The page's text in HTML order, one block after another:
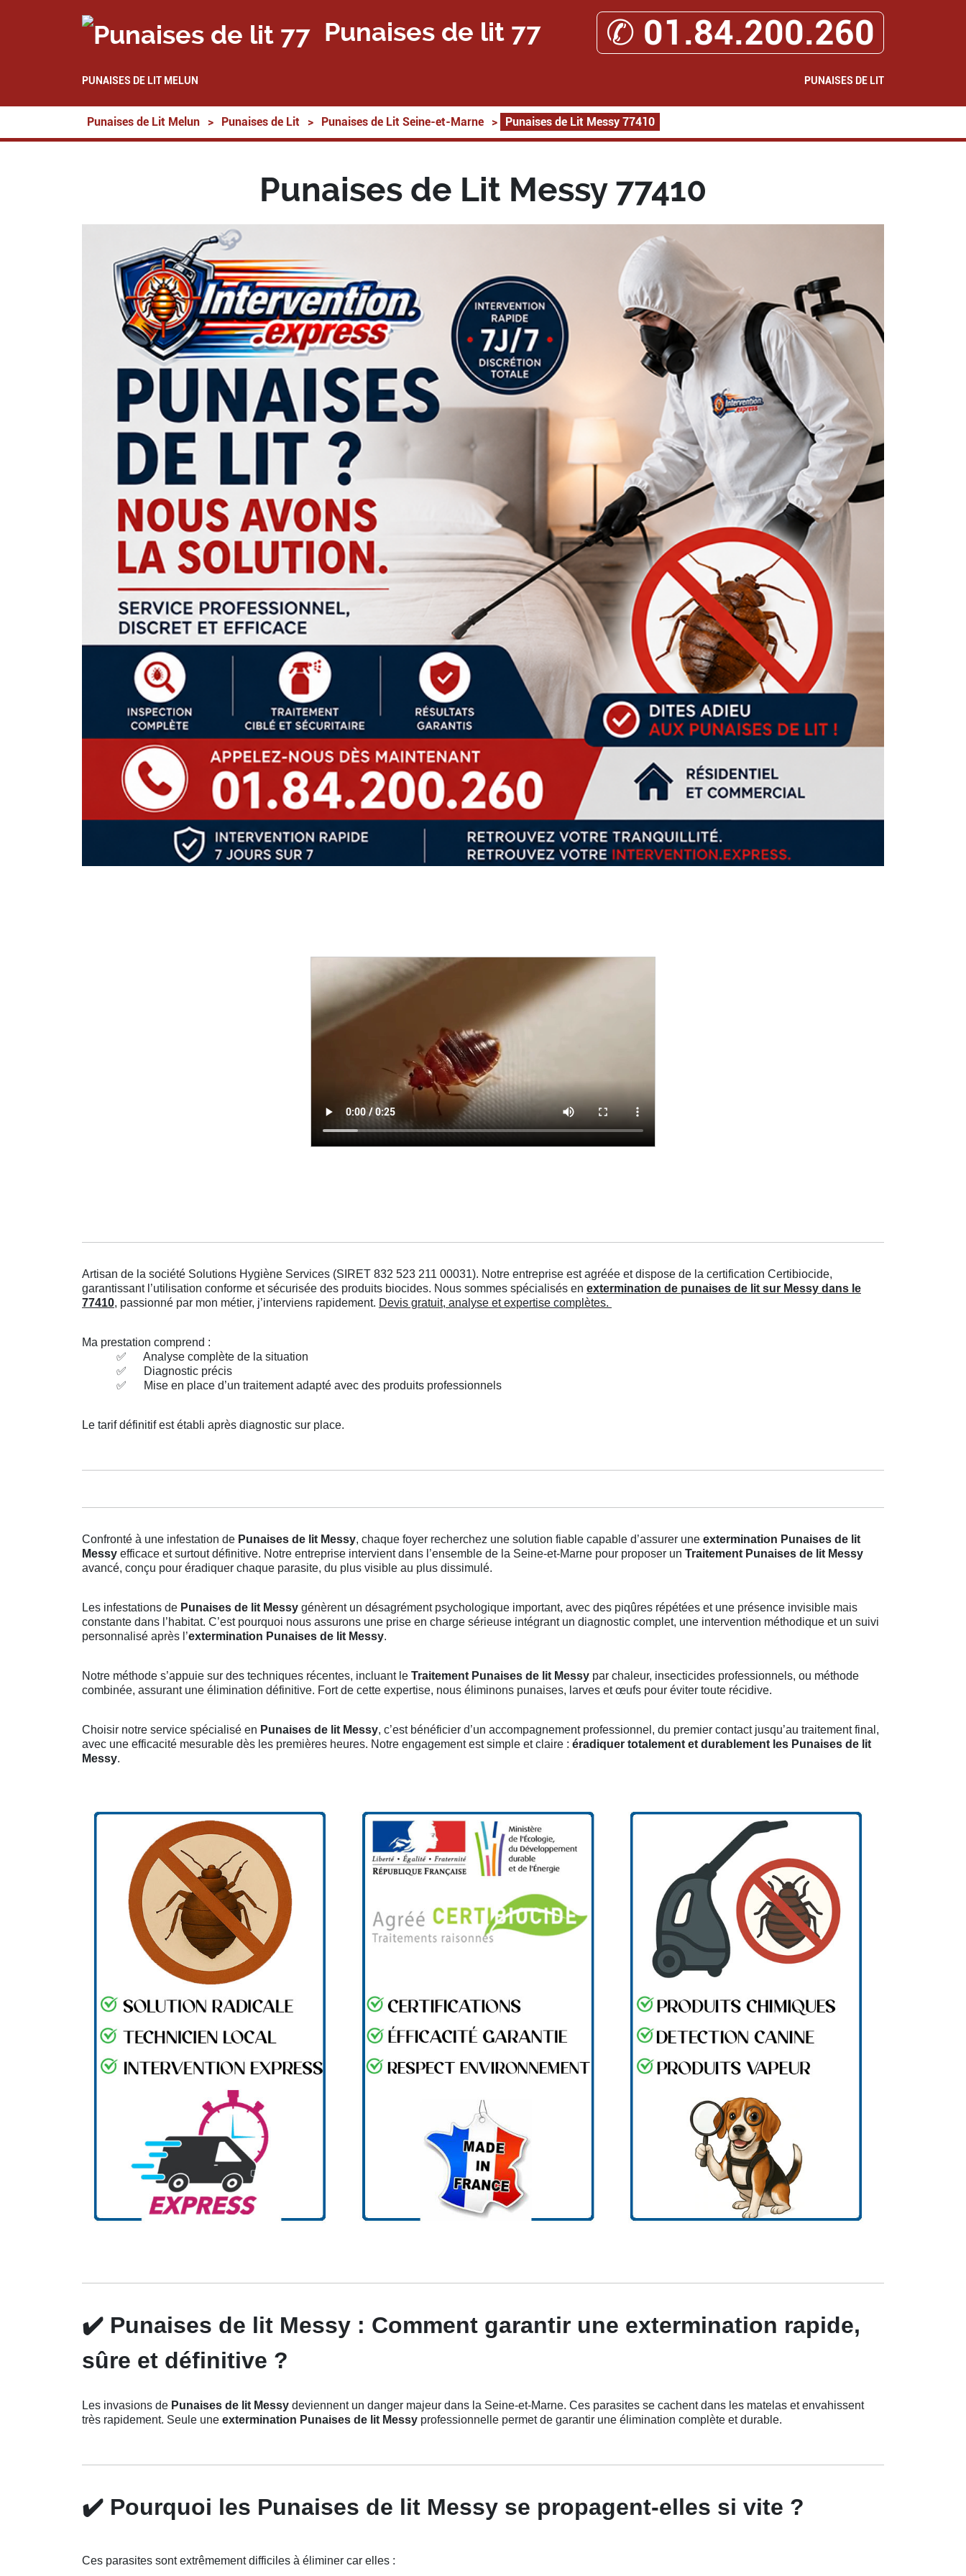
Punaises de lit 77 ✆ 01.84.200.260
PUNAISES DE LIT MELUN PUNAISES DE LIT
Punaises de Lit Melun > Punaises de Lit > Punaises de Lit Seine-et-Marne > Punaises de Lit Messy 77410
Punaises de Lit Messy 77410
Artisan de la société Solutions Hygiène Services (SIRET 832 523 211 00031). Notre entreprise est agréée et dispose de la certification Certibiocide,
garantissant l’utilisation conforme et sécurisée des produits biocides. Nous sommes spécialisés en extermination de punaises de lit sur Messy dans le
77410, passionné par mon métier, j’interviens rapidement. Devis gratuit, analyse et expertise complètes.
Ma prestation comprend :
✅
Analyse complète de la situation
✅
Diagnostic précis
✅
Mise en place d’un traitement adapté avec des produits professionnels
Le tarif définitif est établi après diagnostic sur place.
Confronté à une infestation de Punaises de lit Messy, chaque foyer recherchez une solution fiable capable d’assurer une extermination Punaises de lit
Messy efficace et surtout définitive. Notre entreprise intervient dans l’ensemble de la Seine-et-Marne pour proposer un Traitement Punaises de lit Messy
avancé, conçu pour éradiquer chaque parasite, du plus visible au plus dissimulé.
Les infestations de Punaises de lit Messy génèrent un désagrément psychologique important, avec des piqûres répétées et une présence invisible mais
constante dans l’habitat. C’est pourquoi nous assurons une prise en charge sérieuse intégrant un diagnostic complet, une intervention méthodique et un suivi
personnalisé après l’extermination Punaises de lit Messy.
Notre méthode s’appuie sur des techniques récentes, incluant le Traitement Punaises de lit Messy par chaleur, insecticides professionnels, ou méthode
combinée, assurant une élimination définitive. Fort de cette expertise, nous éliminons punaises, larves et œufs pour éviter toute récidive.
Choisir notre service spécialisé en Punaises de lit Messy, c’est bénéficier d’un accompagnement professionnel, du premier contact jusqu’au traitement final,
avec une efficacité mesurable dès les premières heures. Notre engagement est simple et claire : éradiquer totalement et durablement les Punaises de lit
Messy.
✔️ Punaises de lit Messy : Comment garantir une extermination rapide,
sûre et définitive ?
Les invasions de Punaises de lit Messy deviennent un danger majeur dans la Seine-et-Marne. Ces parasites se cachent dans les matelas et envahissent
très rapidement. Seule une extermination Punaises de lit Messy professionnelle permet de garantir une élimination complète et durable.
✔️ Pourquoi les Punaises de lit Messy se propagent-elles si vite ?
Ces parasites sont extrêmement difficiles à éliminer car elles :